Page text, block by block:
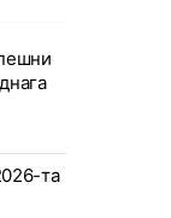
та